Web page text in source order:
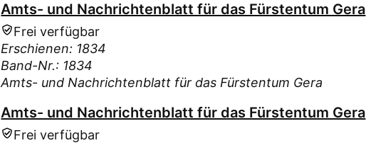
Amts- und Nachrichtenblatt für das Fürstentum Gera
Frei verfügbar
Erschienen: 1834
Band-Nr.: 1834
Amts- und Nachrichtenblatt für das Fürstentum Gera
Amts- und Nachrichtenblatt für das Fürstentum Gera
Frei verfügbar